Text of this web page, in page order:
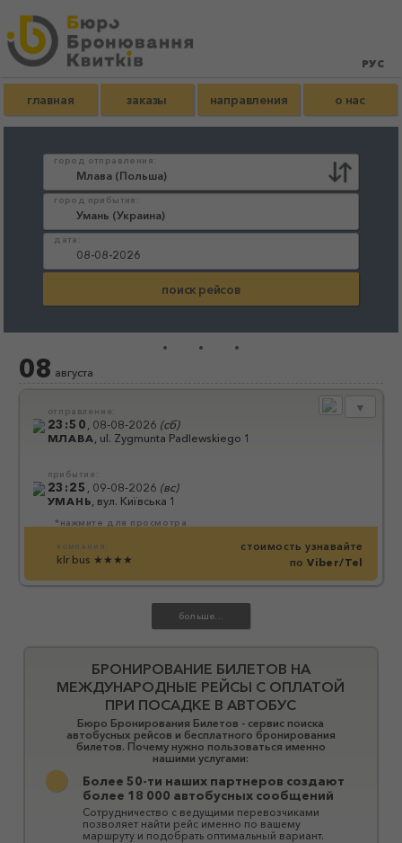
главная заказы направления о нас
город отправления:
город прибытия:
дата:
...
08 августа
▼
*нажмите для просмотра
отправление:
23:50 08-08-2026 (сб)
МЛАВА ul. Zygmunta Padlewskiego 1
прибытие:
23:25 09-08-2026 (вс)
УМАНЬ вул. Київська 1
компания:
klr bus ★★★★
стоимость узнавайте
поViber/Tel
БРОНИРОВАНИЕ БИЛЕТОВ НА
МЕЖДУНАРОДНЫЕ РЕЙСЫ С ОПЛАТОЙ
ПРИ ПОСАДКЕ В АВТОБУС
Бюро Бронирования Билетов - сервис поиска
автобусных рейсов и бесплатного бронирования
билетов. Почему нужно пользоваться именно
нашими услугами:
Более 50-ти наших партнеров создают
более 18 000 автобусных сообщений
Сотрудничество с ведущими перевозчиками
позволяет найти рейс именно по вашему
маршруту и ​​подобрать оптимальный вариант.